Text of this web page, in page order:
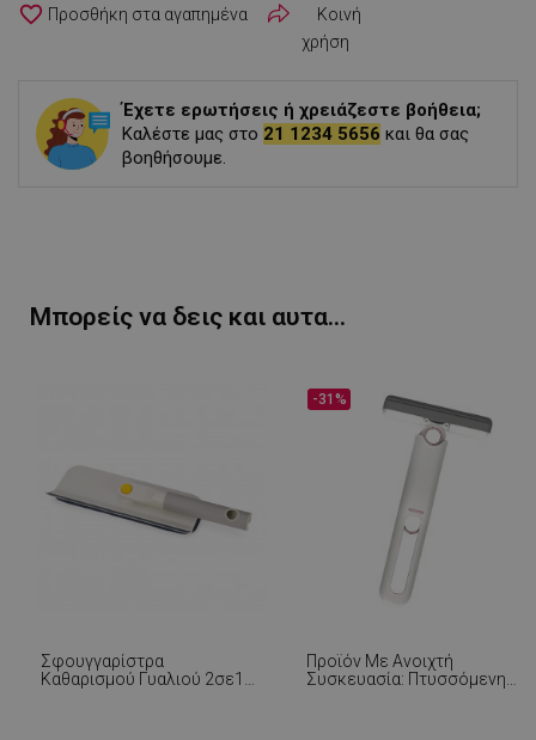
favorite_border
Κοινή
χρήση
Έχετε ερωτήσεις ή χρειάζεστε βοήθεια;
Καλέστε μας στο 21 1234 5656 και θα σας
βοηθήσουμε.
Μπορείς να δεις και αυτα...
Σφουγγαρίστρα
Καθαρισμού Γυαλιού 2σε1
Προϊόν Με Ανοιχτή
Συσκευασία: Πτυσσόμενη
-31%